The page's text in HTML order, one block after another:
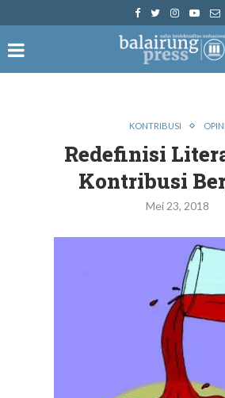
KONTRIBUSI OPINI
Redefinisi
Kontribusi
Mei 23, 2018